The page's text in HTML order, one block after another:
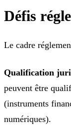
Défis
Le cadre
Qualification
peuvent être
(instruments
numériques).